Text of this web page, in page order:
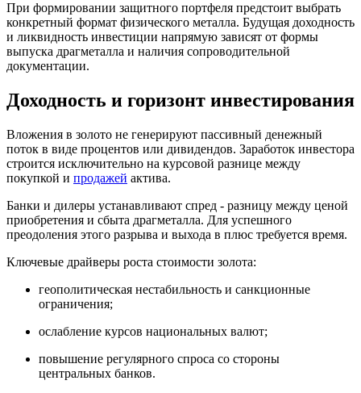
При формировании защитного портфеля предстоит выбрать
конкретный формат физического металла. Будущая доходность
и ликвидность инвестиции напрямую зависят от формы
выпуска драгметалла и наличия сопроводительной
документации.
Доходность и горизонт инвестирования
Вложения в золото не генерируют пассивный денежный
поток в виде процентов или дивидендов. Заработок инвестора
строится исключительно на курсовой разнице между
покупкой и продажей актива.
Банки и дилеры устанавливают спред - разницу между ценой
приобретения и сбыта драгметалла. Для успешного
преодоления этого разрыва и выхода в плюс требуется время.
Ключевые драйверы роста стоимости золота:
геополитическая нестабильность и санкционные
ограничения;
ослабление курсов национальных валют;
повышение регулярного спроса со стороны
центральных банков.